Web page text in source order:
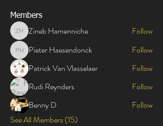
Members
Zineb Hamenniche
Zineb Hamenniche Follow
Pieter Haesendonck
Pieter Haesendonck
Follow
Patrick Van Vlasselaer
Follow
Rudi Reynders
Follow
Benny D
Follow
See All Members (15)